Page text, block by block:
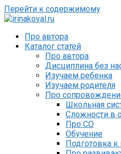
Перейти к содержимому
Про автора
Каталог статей
Про автора
Дисциплина без
Изучаем ребенка
Изучаем родителя
Про
Школьная
Сложности в
Про СО
Обучение
Подготовка